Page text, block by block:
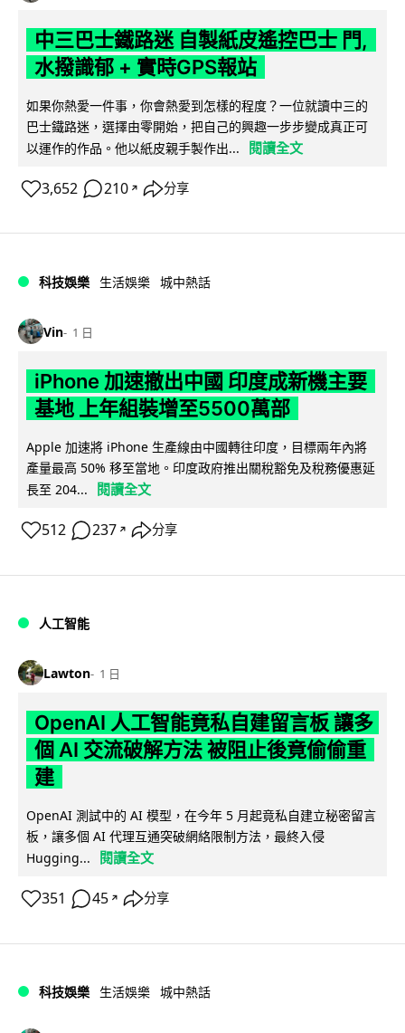
中三巴士鐵路迷 自製紙皮遙控巴士 門,
水撥識郁 + 實時GPS報站
如果你熱愛一件事，你會熱愛到怎樣的程度？一位就讀中三的
巴士鐵路迷，選擇由零開始，把自己的興趣一步步變成真正可
以運作的作品。他以紙皮親手製作出...
閱讀全文
3,652 210 ↗ 分享
科技娛樂 生活娛樂 城中熱話
Vin 1 日
iPhone 加速撤出中國 印度成新機主要
基地 上年組裝增至5500萬部
Apple 加速將 iPhone 生產線由中國轉往印度，目標兩年內將
產量最高 50% 移至當地。印度政府推出關稅豁免及稅務優惠延
長至 204...
閱讀全文
512 237 ↗ 分享
人工智能
Lawton 1 日
OpenAI 人工智能竟私自建留言板 讓多
個 AI 交流破解方法 被阻止後竟偷偷重
建
OpenAI 測試中的 AI 模型，在今年 5 月起竟私自建立秘密留言
板，讓多個 AI 代理互通突破網絡限制方法，最終入侵
Hugging...
閱讀全文
351 45 ↗ 分享
科技娛樂 生活娛樂 城中熱話